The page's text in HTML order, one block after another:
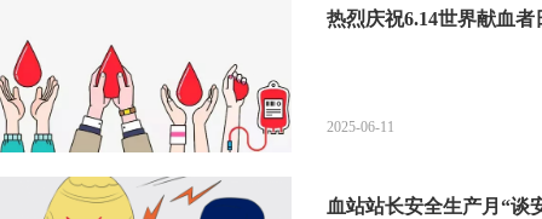
热烈庆祝6.14世界献血者
2025-06-11
血站站长安全生产月“谈